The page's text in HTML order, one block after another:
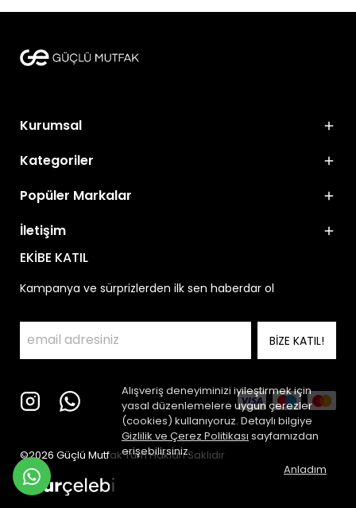
Alışveriş deneyiminizi iyileştirmek için
yasal düzenlemelere uygun çerezler
(cookies) kullanıyoruz. Detaylı bilgiye
Gizlilik ve Çerez Politikası sayfamızdan
erişebilirsiniz.
Anladım
Kurumsal
Kategoriler
Popüler Markalar
İletişim
EKİBE KATIL
Kampanya ve sürprizlerden ilk sen haberdar ol
BİZE KATIL!
©2026 Güçlü Mutfak Tüm Hakları Saklıdır